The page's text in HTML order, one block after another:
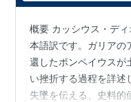
概要 カッシウス・デ
本語訳です。ガリアの
還したポンペイウスが
い挫折する過程を詳述
失墜を伝える、史料的